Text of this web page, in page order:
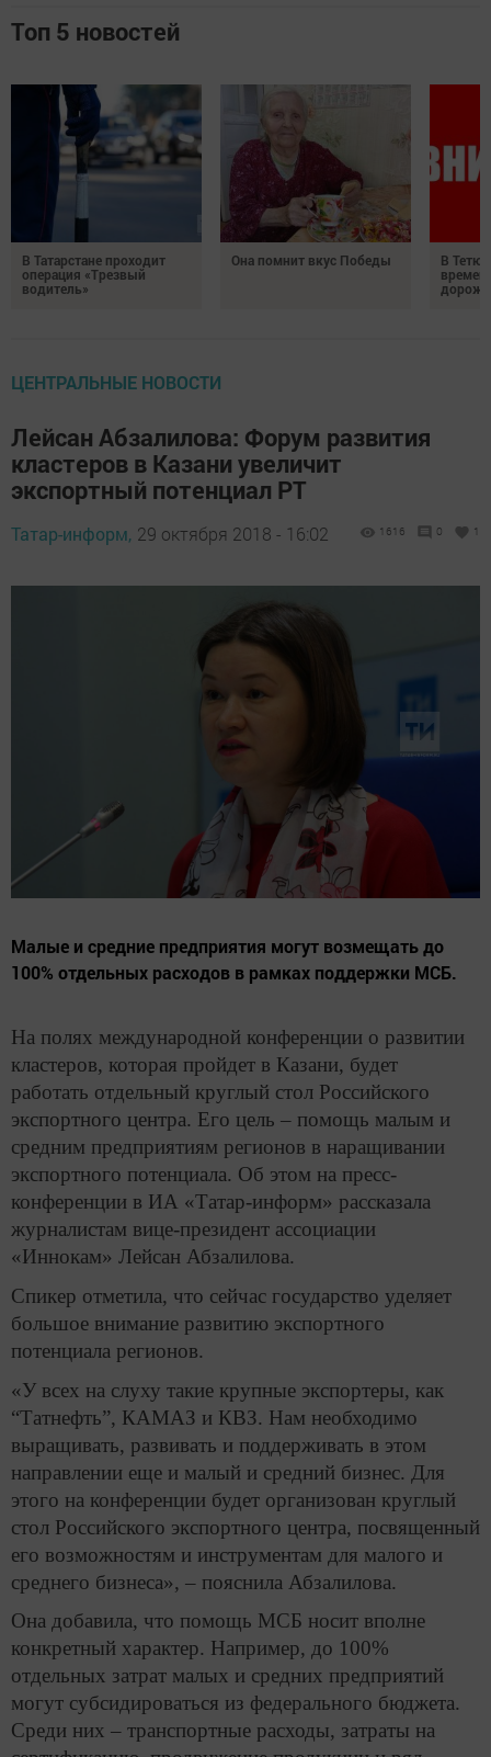
Топ 5 новостей
В Татарстане проходит
операция «Трезвый
водитель»
Она помнит вкус Победы
В
ЦЕНТРАЛЬНЫЕ НОВОСТИ
Лейсан Абзалилова: Форум развития
кластеров в Казани увеличит
экспортный потенциал РТ
Татар-информ, 29 октября 2018 - 16:02 1616 0 1
Малые и средние предприятия могут возмещать до
100% отдельных расходов в рамках поддержки МСБ.
На полях международной конференции о развитии
кластеров, которая пройдет в Казани, будет
работать отдельный круглый стол Российского
экспортного центра. Его цель – помощь малым и
средним предприятиям регионов в наращивании
экспортного потенциала. Об этом на пресс-
конференции в ИА «Татар-информ» рассказала
журналистам вице-президент ассоциации
«Иннокам» Лейсан Абзалилова.
Спикер отметила, что сейчас государство уделяет
большое внимание развитию экспортного
потенциала регионов.
«У всех на слуху такие крупные экспортеры, как
“Татнефть”, КАМАЗ и КВЗ. Нам необходимо
выращивать, развивать и поддерживать в этом
направлении еще и малый и средний бизнес. Для
этого на конференции будет организован круглый
стол Российского экспортного центра, посвященный
его возможностям и инструментам для малого и
среднего бизнеса», – пояснила Абзалилова.
Она добавила, что помощь МСБ носит вполне
конкретный характер. Например, до 100%
отдельных затрат малых и средних предприятий
могут субсидироваться из федерального бюджета.
Среди них – транспортные расходы, затраты на